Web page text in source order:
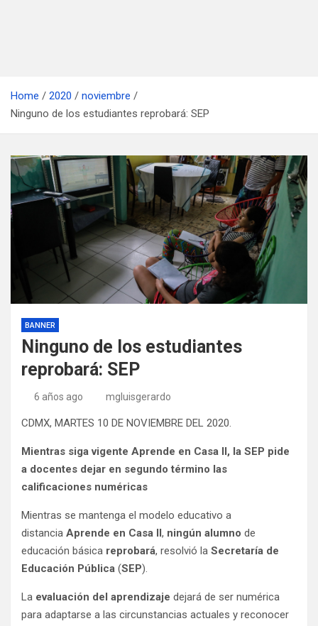
Home 2020
noviembre
Ninguno de los estudiantes reprobará: SEP
BANNER
Ninguno de los estudiantes
reprobará: SEP
6 años ago mgluisgerardo
CDMX, MARTES 10 DE NOVIEMBRE DEL 2020.
Mientras siga vigente Aprende en Casa II, la SEP pide
a docentes dejar en segundo término las
calificaciones numéricas
Mientras se mantenga el modelo educativo a
distancia Aprende en Casa II, ningún alumno de
educación básica reprobará, resolvió la Secretaría de
Educación Pública (SEP).
La evaluación del aprendizaje dejará de ser numérica
para adaptarse a las circunstancias actuales y reconocer